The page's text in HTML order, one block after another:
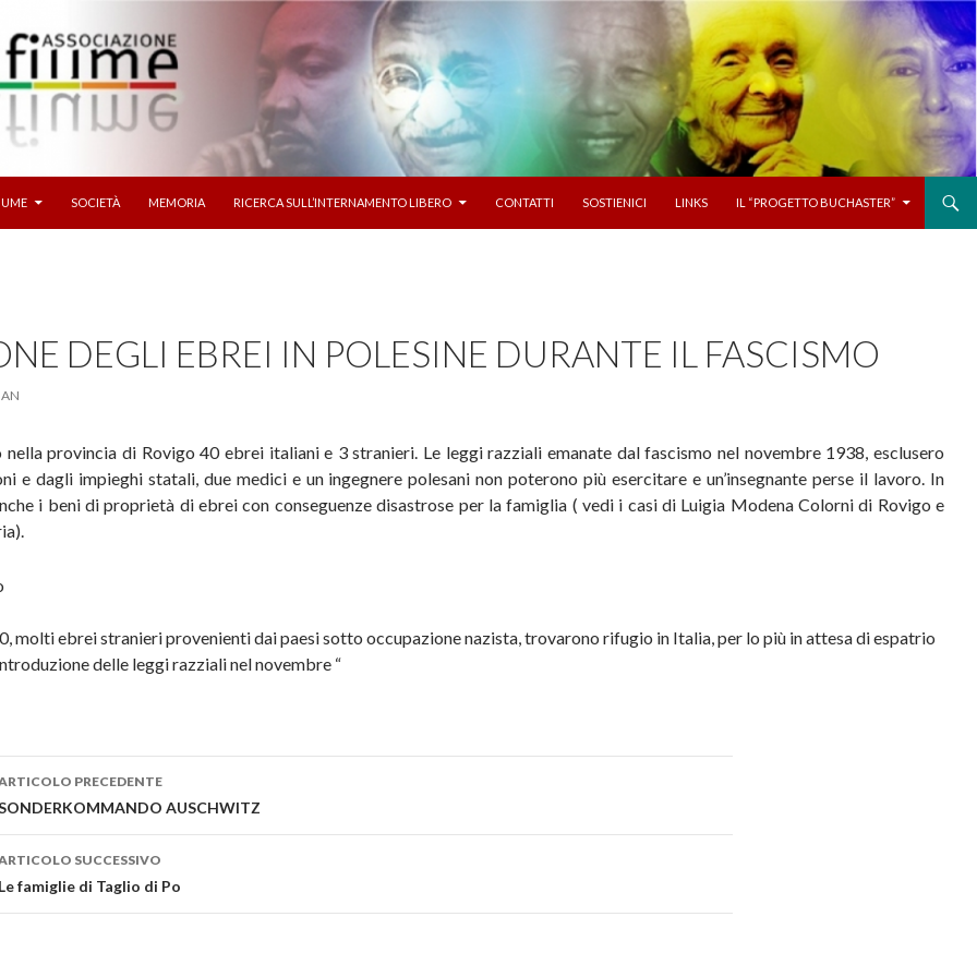
SOCIETÀ MEMORIA RICERCA SULL’INTERNAMENTO LIBERO CONTATTI SOSTIENICI LINKS IL “PROGETTO BUCHASTER”
DEGLI EBREI IN POLESINE DURANTE IL FASCISMO
provincia di Rovigo 40 ebrei italiani e 3 stranieri. Le leggi razziali emanate dal fascismo nel novembre 1938, esclusero
e dagli impieghi statali, due medici e un ingegnere polesani non poterono più esercitare e un’insegnante perse il lavoro. In
i beni di proprietà di ebrei con conseguenze disastrose per la famiglia ( vedi i casi di Luigia Modena Colorni di Rovigo e
molti ebrei stranieri provenienti dai paesi sotto occupazione nazista, trovarono rifugio in Italia, per lo più in attesa di espatrio
delle leggi razziali nel novembre “
articolo
PRECEDENTE
AUSCHWITZ
SUCCESSIVO
famiglie di Taglio di Po